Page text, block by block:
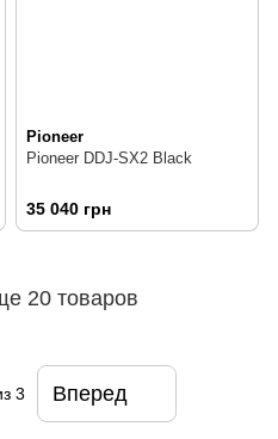
Pioneer
Pioneer DDJ-SX2 Black
35 040 грн
20 товаров
3 Вперед